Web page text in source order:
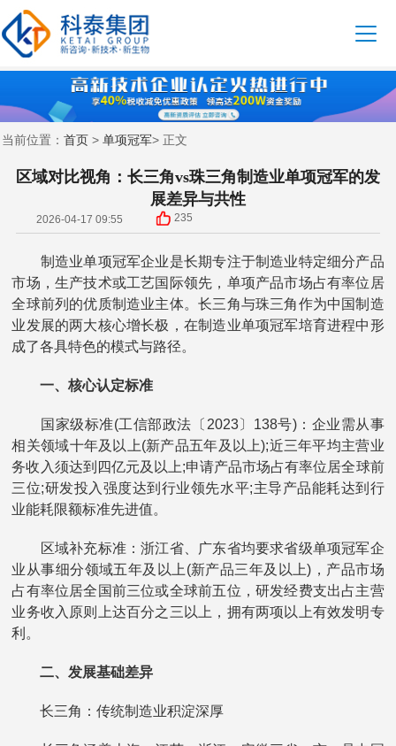
当前位置： 首页 > 单项冠军> 正文
区域对比视角：长三角vs珠三角制造业单项冠军的发
展差异与共性
2026-04-17 09:55 235
制造业单项冠军企业是长期专注于制造业特定细分产品
市场，生产技术或工艺国际领先，单项产品市场占有率位居
全球前列的优质制造业主体。长三角与珠三角作为中国制造
业发展的两大核心增长极，在制造业单项冠军培育进程中形
成了各具特色的模式与路径。
一、核心认定标准
国家级标准(工信部政法〔2023〕138号)：企业需从事
相关领域十年及以上(新产品五年及以上);近三年平均主营业
务收入须达到四亿元及以上;申请产品市场占有率位居全球前
三位;研发投入强度达到行业领先水平;主导产品能耗达到行
业能耗限额标准先进值。
区域补充标准：浙江省、广东省均要求省级单项冠军企
业从事细分领域五年及以上(新产品三年及以上)，产品市场
占有率位居全国前三位或全球前五位，研发经费支出占主营
业务收入原则上达百分之三以上，拥有两项以上有效发明专
利。
二、发展基础差异
长三角：传统制造业积淀深厚